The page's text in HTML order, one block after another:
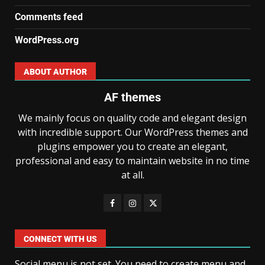
Comments feed
WordPress.org
ABOUT AUTHOR
AF themes
We mainly focus on quality code and elegant design
with incredible support. Our WordPress themes and
plugins empower you to create an elegant,
professional and easy to maintain website in no time
at all.
CONNECT WITH US